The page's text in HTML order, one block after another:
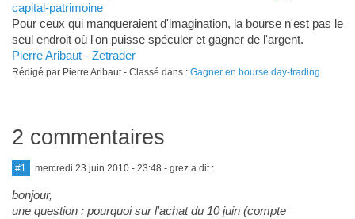
capital-patrimoine
Pour ceux qui manqueraient d'imagination, la bourse n'est pas le
seul endroit où l'on puisse spéculer et gagner de l'argent.
Pierre Aribaut - Zetrader
Rédigé par Pierre Aribaut - Classé dans : Gagner en bourse day-trading
2 commentaires
#1 mercredi 23 juin 2010 - 23:48 - grez a dit :
bonjour,
une question : pourquoi sur l'achat du 10 juin (compte